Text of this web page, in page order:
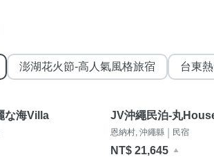
澎湖花火節-高人氣風格旅宿 台東
な海Villa JV沖繩民泊-丸
恩納村, 沖繩縣 民宿
NT$ 21,645